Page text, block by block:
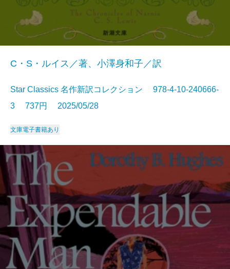
C・S・ルイス／著、小澤身和子／訳
Star Classics 名作新訳コレクション 978-4-10-240666-
3 737円 2025/05/28
文庫電子書籍あり